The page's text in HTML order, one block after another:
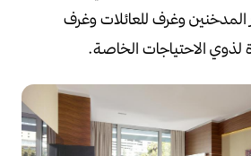
وغرف للعائلاتوغرف
الاحتياجات الخاصة.